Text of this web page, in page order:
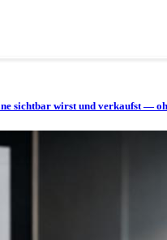
sichtbar wirst und verkaufst —